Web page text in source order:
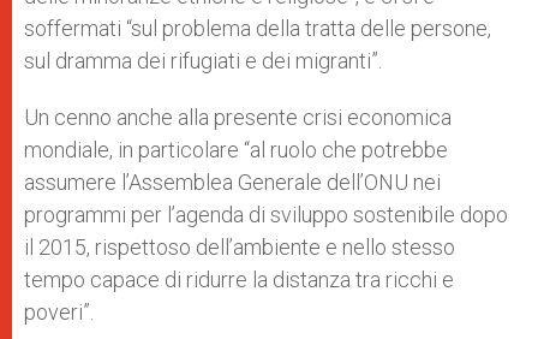
soffermati “sul problema della tratta delle persone,
sul dramma dei rifugiati e dei migranti”.
Un cenno anche alla presente crisi economica
mondiale, in particolare “al ruolo che potrebbe
assumere l’Assemblea Generale dell’ONU nei
programmi per l’agenda di sviluppo sostenibile dopo
il 2015, rispettoso dell’ambiente e nello stesso
tempo capace di ridurre la distanza tra ricchi e
poveri”.